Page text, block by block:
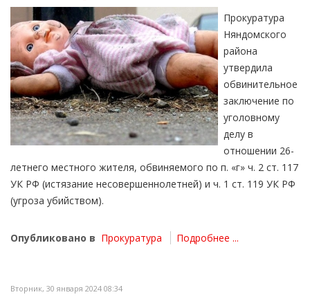
Прокуратура
Няндомского
района
утвердила
обвинительное
заключение по
уголовному
делу в
отношении 26-
летнего местного жителя, обвиняемого по п. «г» ч. 2 ст. 117
УК РФ (истязание несовершеннолетней) и ч. 1 ст. 119 УК РФ
(угроза убийством).
Опубликовано в Прокуратура Подробнее ...
Вторник, 30 января 2024 08:34